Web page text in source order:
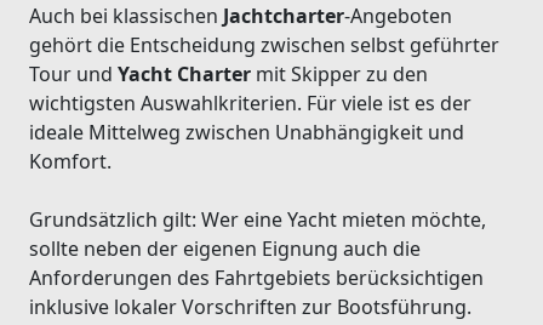
Auch bei klassischen Jachtcharter-Angeboten
gehört die Entscheidung zwischen selbst geführter
Tour und Yacht Charter mit Skipper zu den
wichtigsten Auswahlkriterien. Für viele ist es der
ideale Mittelweg zwischen Unabhängigkeit und
Komfort.
Grundsätzlich gilt: Wer eine Yacht mieten möchte,
sollte neben der eigenen Eignung auch die
Anforderungen des Fahrtgebiets berücksichtigen
inklusive lokaler Vorschriften zur Bootsführung.